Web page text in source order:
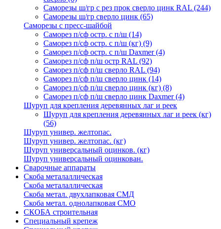
Саморезы ш/гр с рез прок сверло цинк RAL (244)
Саморезы ш/гр сверло цинк (65)
Саморезы с пресс-шайбой
Саморез п/сф остр. с п/ш (14)
Саморез п/сф остр. с п/ш (кг) (9)
Саморез п/сф остр. с п/ш Daxmer(4)
Саморез п/сф п/ш остр RAL (92)
Саморез п/сф п/ш сверло RAL (94)
Саморез п/сф п/ш сверло цинк (14)
Саморез п/сф п/ш сверло цинк (кг) (8)
Саморез п/сф п/ш сверло цинк Daxmer(4)
Шуруп для крепления деревянных лаг и реек
Шуруп для крепления деревянных лаг и реек (кг)
(56)
Шуруп универ. желтопас.
Шуруп универ. желтопас. (кг)
Шуруп универсальный оцинков. (кг)
Шуруп универсальный оцинкован.
Сварочные аппараты
Скоба металаллическая
Скоба металаллическая
Скоба метал. двухлапковая СМД
Скоба метал. однолапковая СМО
СКОБА строительная
Специальный крепеж